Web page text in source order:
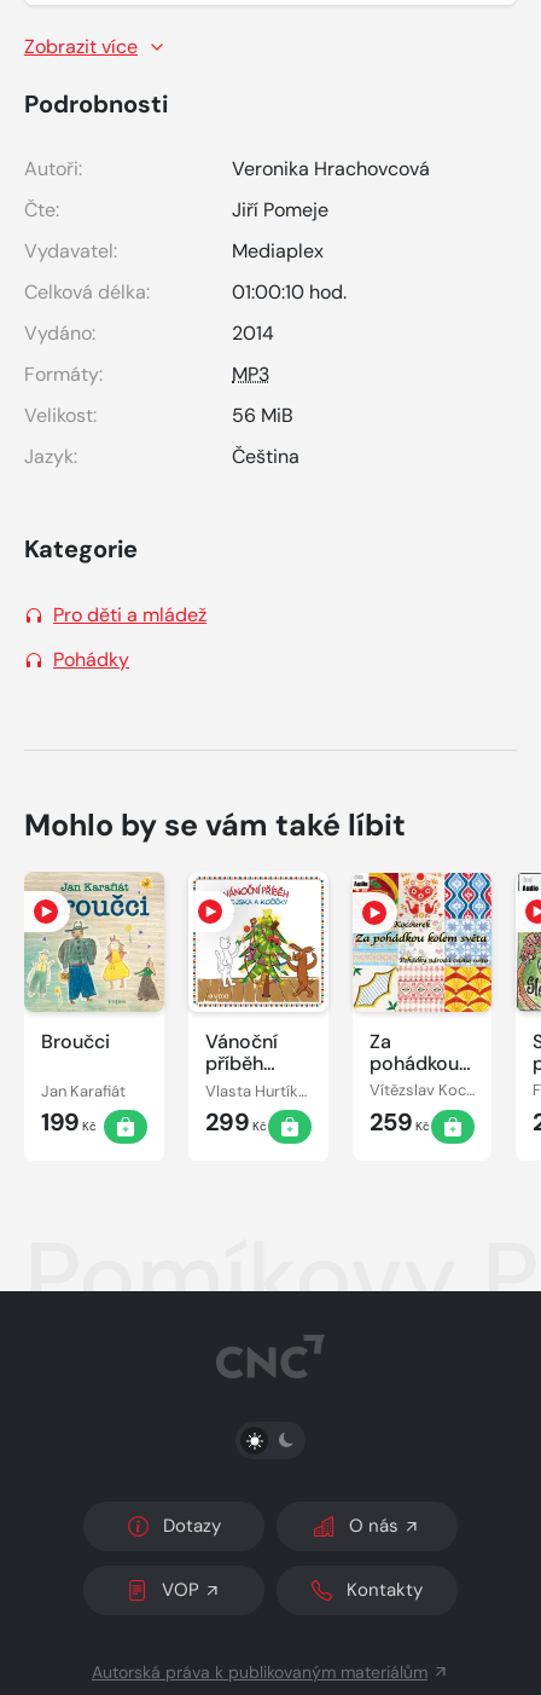
Zobrazit více
Podrobnosti
Autoři:
Veronika Hrachovcová
Čte:
Jiří Pomeje
Vydavatel:
Mediaplex
Celková délka:
01:00:10 hod.
Vydáno:
2014
Formáty:
MP3
Velikost:
56 MiB
Jazyk:
Čeština
Kategorie
Pro děti a mládež
Pohádky
Mohlo by se vám také líbit
Broučci
Jan Karafiát
199 Kč
Vánoční
příběh
pejska a
kočičky
Vlasta Hurtíková
299 Kč
Za
pohádkou
kolem
světa
Vítězslav Kocourek
259 Kč
Pomíkovy
PŘEPNOUT SVĚTLÝ/TMAVÝ REŽIM
Dotazy O nás
VOP Kontakty
Autorská práva k publikovaným materiálům